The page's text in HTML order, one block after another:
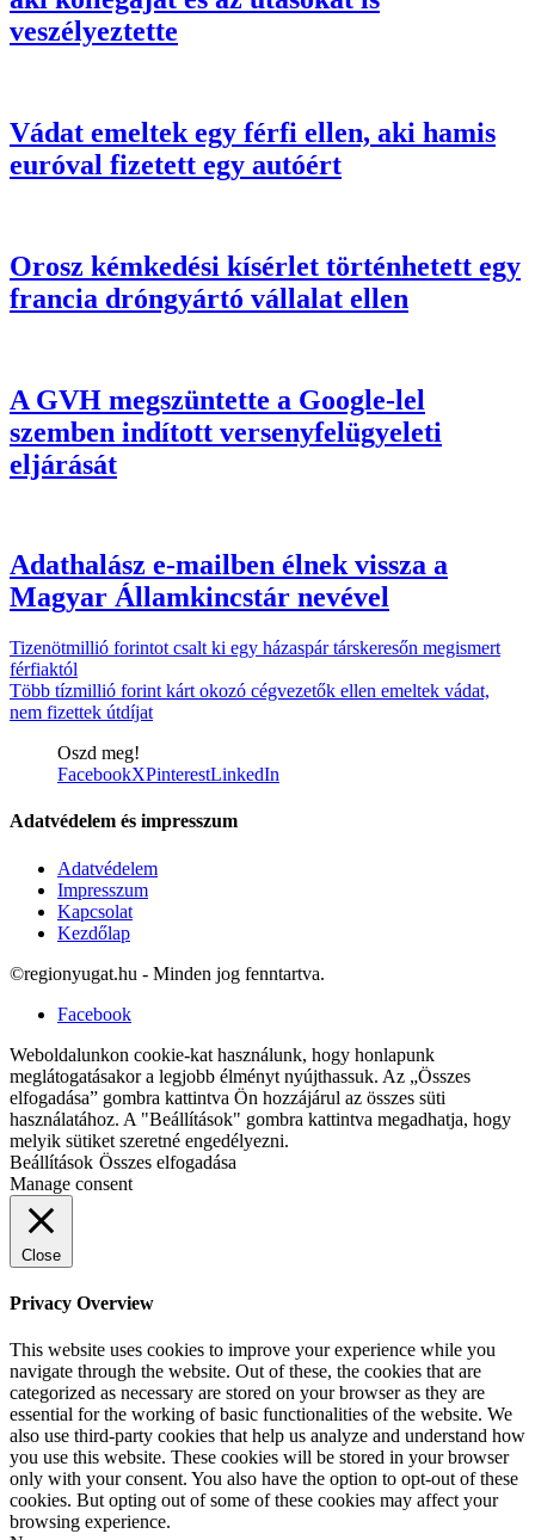
veszélyeztette
Vádat emeltek egy férfi ellen, aki hamis
euróval fizetett egy autóért
Orosz kémkedési kísérlet történhetett egy
francia dróngyártó vállalat ellen
A GVH megszüntette a Google-lel
szemben indított versenyfelügyeleti
eljárását
Adathalász e-mailben élnek vissza a
Magyar Államkincstár nevével
Tizenötmillió forintot csalt ki egy házaspár társkeresőn megismert
férfiaktól
Több tízmillió forint kárt okozó cégvezetők ellen emeltek vádat,
nem fizettek útdíjat
Oszd meg!
FacebookXPinterestLinkedIn
Adatvédelem és impresszum
Adatvédelem
Impresszum
Kapcsolat
Kezdőlap
©regionyugat.hu - Minden jog fenntartva.
Facebook
Weboldalunkon cookie-kat használunk, hogy honlapunk
meglátogatásakor a legjobb élményt nyújthassuk. Az „Összes
elfogadása” gombra kattintva Ön hozzájárul az összes süti
használatához. A "Beállítások" gombra kattintva megadhatja, hogy
melyik sütiket szeretné engedélyezni.
Beállítások Összes elfogadása
Manage consent
Close
Privacy Overview
This website uses cookies to improve your experience while you
navigate through the website. Out of these, the cookies that are
categorized as necessary are stored on your browser as they are
essential for the working of basic functionalities of the website. We
also use third-party cookies that help us analyze and understand how
you use this website. These cookies will be stored in your browser
only with your consent. You also have the option to opt-out of these
cookies. But opting out of some of these cookies may affect your
browsing experience.